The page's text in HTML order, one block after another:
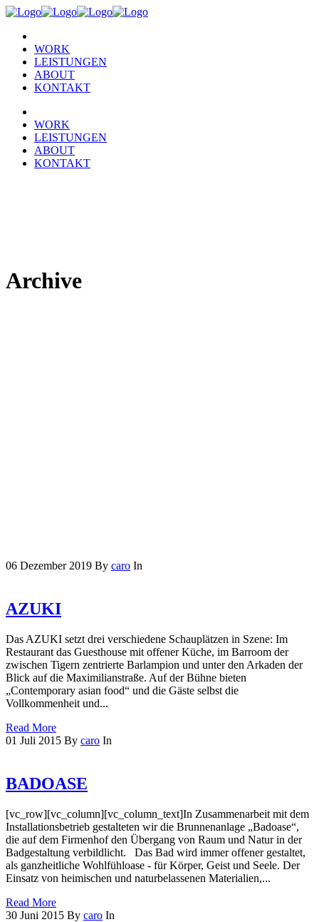
WORK
LEISTUNGEN
ABOUT
KONTAKT
WORK
LEISTUNGEN
ABOUT
KONTAKT
Archive
06 Dezember 2019 By caro In
AZUKI
Das AZUKI setzt drei verschiedene Schauplätzen in Szene: Im
Restaurant das Guesthouse mit offener Küche, im Barroom der
zwischen Tigern zentrierte Barlampion und unter den Arkaden der
Blick auf die Maximilianstraße. Auf der Bühne bieten
„Contemporary asian food“ und die Gäste selbst die
Vollkommenheit und...
Read More
01 Juli 2015 By caro In
BADOASE
[vc_row][vc_column][vc_column_text]In Zusammenarbeit mit dem
Installationsbetrieb gestalteten wir die Brunnenanlage „Badoase“,
die auf dem Firmenhof den Übergang von Raum und Natur in der
Badgestaltung verbildlicht. Das Bad wird immer offener gestaltet,
als ganzheitliche Wohlfühloase - für Körper, Geist und Seele. Der
Einsatz von heimischen und naturbelassenen Materialien,...
Read More
30 Juni 2015 By caro In